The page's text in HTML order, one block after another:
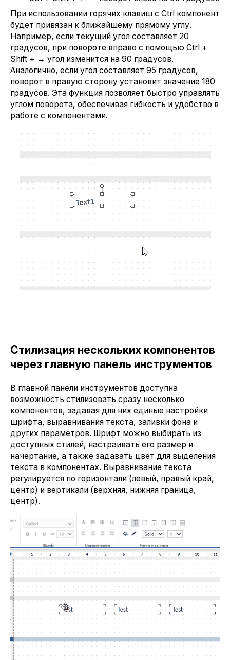
При использовании горячих клавиш с Ctrl компонент
будет привязан к ближайшему прямому углу.
Например, если текущий угол составляет 20
градусов, при повороте вправо с помощью Ctrl +
Shift + → угол изменится на 90 градусов.
Аналогично, если угол составляет 95 градусов,
поворот в правую сторону установит значение 180
градусов. Эта функция позволяет быстро управлять
углом поворота, обеспечивая гибкость и удобство в
работе с компонентами.
Стилизация нескольких компонентов
через главную панель инструментов
В главной панели инструментов доступна
возможность стилизовать сразу несколько
компонентов, задавая для них единые настройки
шрифта, выравнивания текста, заливки фона и
других параметров. Шрифт можно выбирать из
доступных стилей, настраивать его размер и
начертание, а также задавать цвет для выделения
текста в компонентах. Выравнивание текста
регулируется по горизонтали (левый, правый край,
центр) и вертикали (верхняя, нижняя граница,
центр).